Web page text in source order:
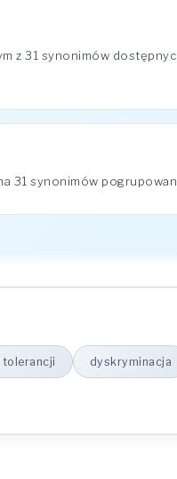
z 31 synonimów
31 synonimów
tolerancji dyskryminacja